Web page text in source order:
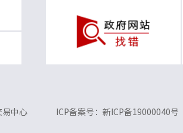
中心 ICP备案号：新ICP备19000040号